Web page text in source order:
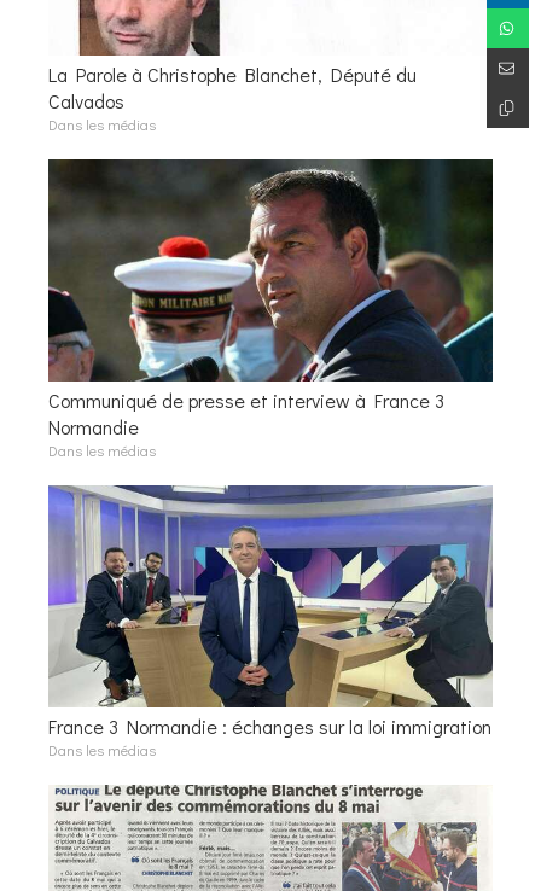
La Parole à Christophe Blanchet, Député du
Calvados
Dans les médias
Communiqué de presse et interview à France 3
Normandie
Dans les médias
France 3 Normandie : échanges sur la loi immigration
Dans les médias